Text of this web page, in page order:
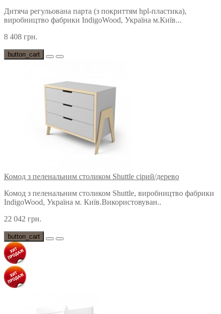
Дитяча регульована парта (з покриттям hpl-пластика),
виробництво фабрики IndigoWood, Україна м.Київ...
8 408 грн.
button_cart
Комод з пеленальним столиком Shuttle сірий/дерево
Комод з пеленальним столиком Shuttle, виробництво фабрики
IndigoWood, Україна м. Київ.Використовуван..
22 042 грн.
button_cart